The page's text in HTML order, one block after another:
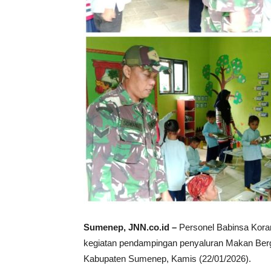
Sumenep, JNN.co.id – Personel Babinsa
kegiatan pendampingan penyaluran Makan
Kabupaten Sumenep, Kamis (22/01/2026).